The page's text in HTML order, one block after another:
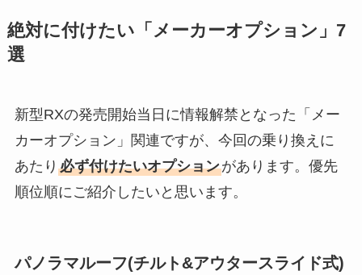
絶対に付けたい「メーカーオプション」7
選
新型RXの発売開始当日に情報解禁となった「メー
カーオプション」関連ですが、今回の乗り換えに
あたり 必ず付けたいオプションがあります。優先
順位順にご紹介したいと思います。
パノラマルーフ(チルト&アウタースライド式)